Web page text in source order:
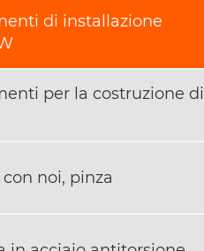
di installazione
per la costruzione di
noi, pinza